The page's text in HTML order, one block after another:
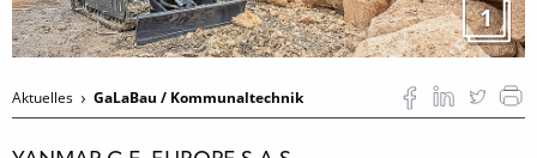
1
Aktuelles GaLaBau / Kommunaltechnik